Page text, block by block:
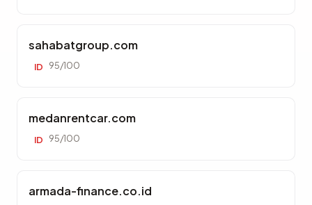
sahabatgroup.com
ID 95/100
medanrentcar.com
ID 95/100
armada-finance.co.id